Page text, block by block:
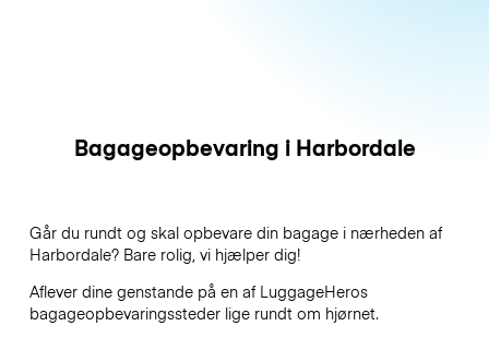
Bagageopbevaring i Harbordale
Går du rundt og skal opbevare din bagage i nærheden af
Harbordale? Bare rolig, vi hjælper dig!
Aflever dine genstande på en af LuggageHeros
bagageopbevaringssteder lige rundt om hjørnet.